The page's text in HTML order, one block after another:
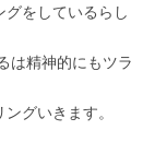
をしているらし
は精神的にもツラ
グいきます。